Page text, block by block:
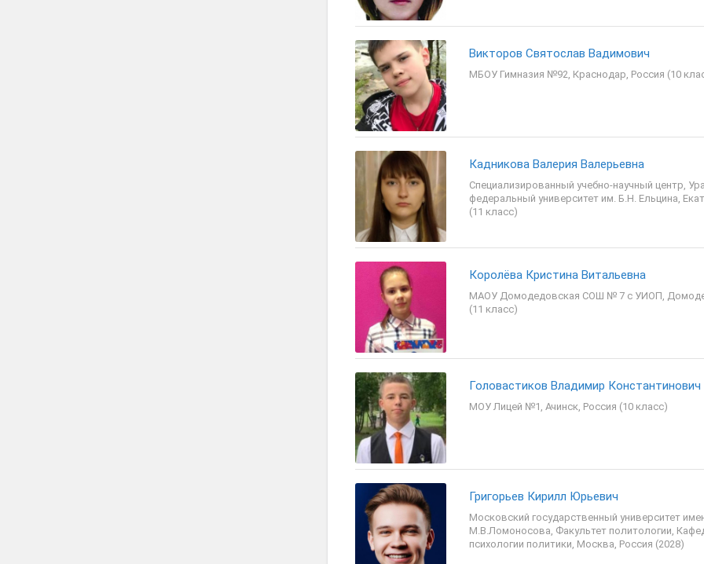
Викторов Святослав Вадимович
МБОУ Гимназия №92, Краснодар, Россия (10
Кадникова Валерия Валерьевна
Специализированный учебно-научный центр,
федеральный университет им. Б.Н. Ельцина,
(11 класс)
Королёва Кристина Витальевна
МАОУ Домодедовская СОШ № 7 с УИОП,
(11 класс)
Головастиков Владимир Константинович
МОУ Лицей №1, Ачинск, Россия (10 класс)
Григорьев Кирилл Юрьевич
Московский государственный университет
М.В.Ломоносова, Факультет политологии,
психологии политики, Москва, Россия (2028)